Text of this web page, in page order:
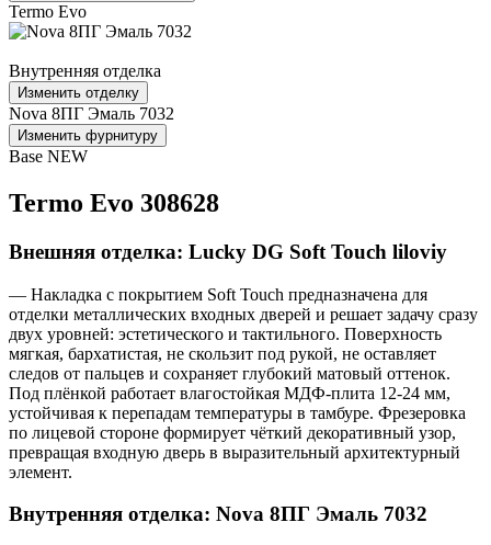
Termo Evo
Внутренняя отделка
Изменить отделку
Nova 8ПГ Эмаль 7032
Изменить фурнитуру
Base NEW
Termo Evo 308628
Внешняя отделка: Lucky DG Soft Touch liloviy
— Накладка с покрытием Soft Touch предназначена для
отделки металлических входных дверей и решает задачу сразу
двух уровней: эстетического и тактильного. Поверхность
мягкая, бархатистая, не скользит под рукой, не оставляет
следов от пальцев и сохраняет глубокий матовый оттенок.
Под плёнкой работает влагостойкая МДФ-плита 12-24 мм,
устойчивая к перепадам температуры в тамбуре. Фрезеровка
по лицевой стороне формирует чёткий декоративный узор,
превращая входную дверь в выразительный архитектурный
элемент.
Внутренняя отделка: Nova 8ПГ Эмаль 7032